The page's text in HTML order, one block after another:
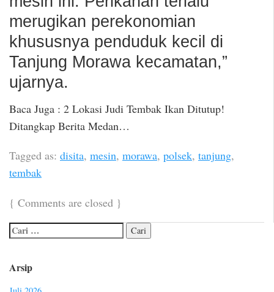
merugikan perekonomian
khususnya penduduk kecil di
Tanjung Morawa kecamatan,”
ujarnya.
Baca Juga : 2 Lokasi Judi Tembak Ikan Ditutup!
Ditangkap Berita Medan…
Tagged as: disita, mesin, morawa, polsek, tanjung,
tembak
{ Comments are closed }
Arsip